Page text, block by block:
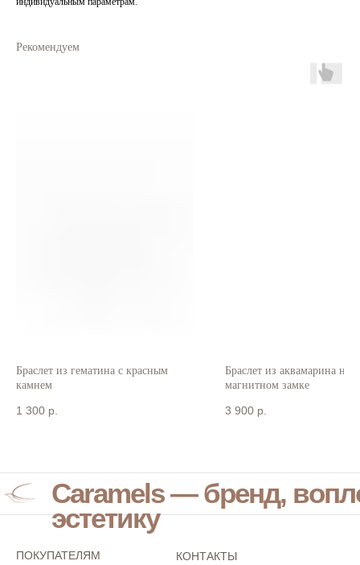
Рекомендуем
Браслет из гематина с красным
камнем
1 300 р.
Браслет из аквамарина на
магнитном замке
3 900 р.
ПОКУПАТЕЛЯМ КОНТАКТЫ
Caramels — бренд,
эстетику